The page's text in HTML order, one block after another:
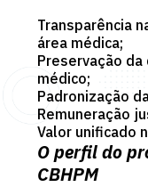
Transparência
área médica;
Preservação
médico;
Padronização
Remuneração
Valor unificado
O perfil do
CBHPM